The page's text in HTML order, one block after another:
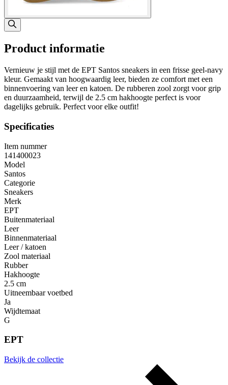
Product informatie
Vernieuw je stijl met de EPT Santos sneakers in een frisse geel-navy
kleur. Gemaakt van hoogwaardig leer, bieden ze comfort met een
binnenvoering van leer en katoen. De rubberen zool zorgt voor grip
en duurzaamheid, terwijl de 2.5 cm hakhoogte perfect is voor
dagelijks gebruik. Perfect voor elke outfit!
Specificaties
Item nummer
141400023
Model
Santos
Categorie
Sneakers
Merk
EPT
Buitenmateriaal
Leer
Binnenmateriaal
Leer / katoen
Zool materiaal
Rubber
Hakhoogte
2.5 cm
Uitneembaar voetbed
Ja
Wijdtemaat
G
EPT
Bekijk de collectie